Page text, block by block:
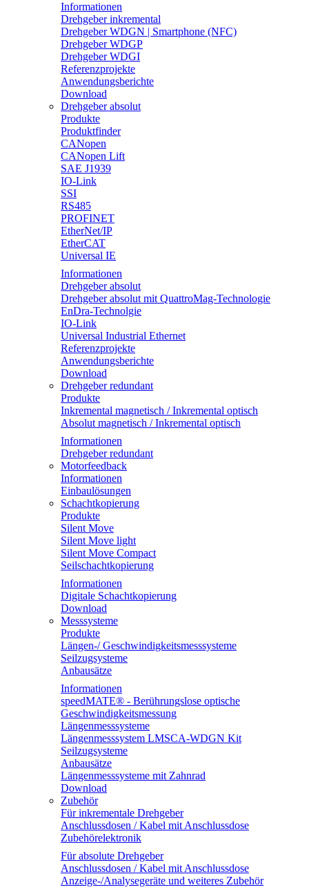
Informationen
Drehgeber inkremental
Drehgeber WDGN | Smartphone (NFC)
Drehgeber WDGP
Drehgeber WDGI
Referenzprojekte
Anwendungsberichte
Download
Drehgeber absolut
Produkte
Produktfinder
CANopen
CANopen Lift
SAE J1939
IO-Link
SSI
RS485
PROFINET
EtherNet/IP
EtherCAT
Universal IE
Informationen
Drehgeber absolut
Drehgeber absolut mit QuattroMag-Technologie
EnDra-Technolgie
IO-Link
Universal Industrial Ethernet
Referenzprojekte
Anwendungsberichte
Download
Drehgeber redundant
Produkte
Inkremental magnetisch / Inkremental optisch
Absolut magnetisch / Inkremental optisch
Informationen
Drehgeber redundant
Motorfeedback
Informationen
Einbaulösungen
Schachtkopierung
Produkte
Silent Move
Silent Move light
Silent Move Compact
Seilschachtkopierung
Informationen
Digitale Schachtkopierung
Download
Messsysteme
Produkte
Längen-/ Geschwindigkeitsmesssysteme
Seilzugsysteme
Anbausätze
Informationen
speedMATE® - Berührungslose optische
Geschwindigkeitsmessung
Längenmesssysteme
Längenmesssystem LMSCA-WDGN Kit
Seilzugsysteme
Anbausätze
Längenmesssysteme mit Zahnrad
Download
Zubehör
Für inkrementale Drehgeber
Anschlussdosen / Kabel mit Anschlussdose
Zubehörelektronik
Für absolute Drehgeber
Anschlussdosen / Kabel mit Anschlussdose
Anzeige-/Analysegeräte und weiteres Zubehör